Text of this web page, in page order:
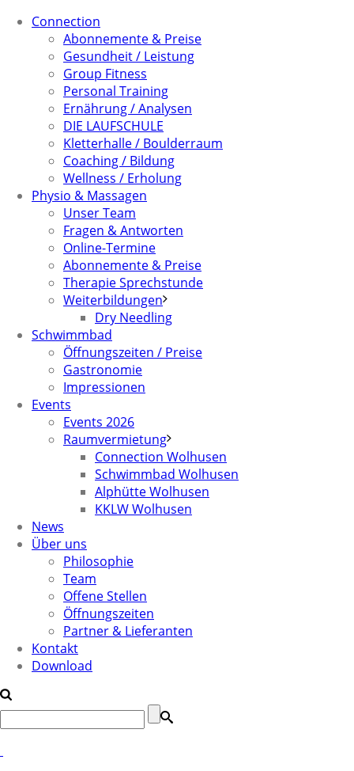
Connection
Abonnemente & Preise
Gesundheit / Leistung
Group Fitness
Personal Training
Ernährung / Analysen
DIE LAUFSCHULE
Kletterhalle / Boulderraum
Coaching / Bildung
Wellness / Erholung
Physio & Massagen
Unser Team
Fragen & Antworten
Online-Termine
Abonnemente & Preise
Therapie Sprechstunde
Weiterbildungen
Dry Needling
Schwimmbad
Öffnungszeiten / Preise
Gastronomie
Impressionen
Events
Events 2026
Raumvermietung
Connection Wolhusen
Schwimmbad Wolhusen
Alphütte Wolhusen
KKLW Wolhusen
News
Über uns
Philosophie
Team
Offene Stellen
Öffnungszeiten
Partner & Lieferanten
Kontakt
Download